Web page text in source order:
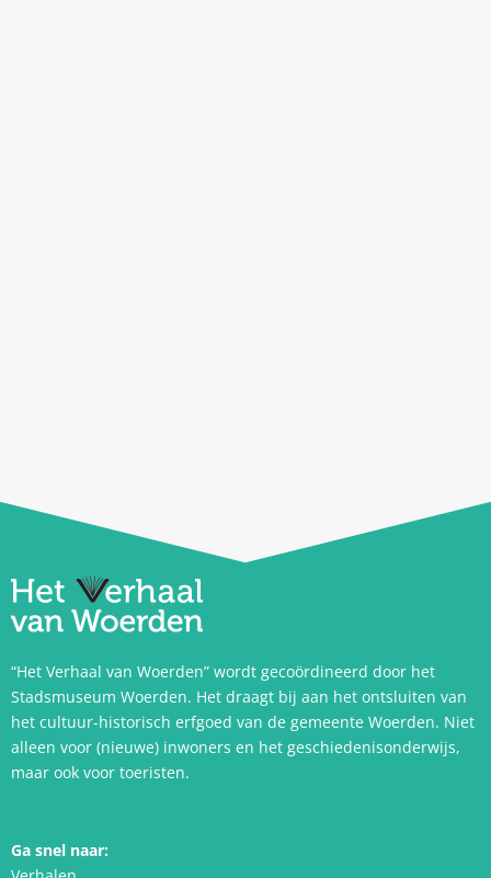
“Het Verhaal van Woerden” wordt gecoördineerd door het
Stadsmuseum Woerden. Het draagt bij aan het ontsluiten van
het cultuur-historisch erfgoed van de gemeente Woerden. Niet
alleen voor (nieuwe) inwoners en het geschiedenisonderwijs,
maar ook voor toeristen.
Ga snel naar: